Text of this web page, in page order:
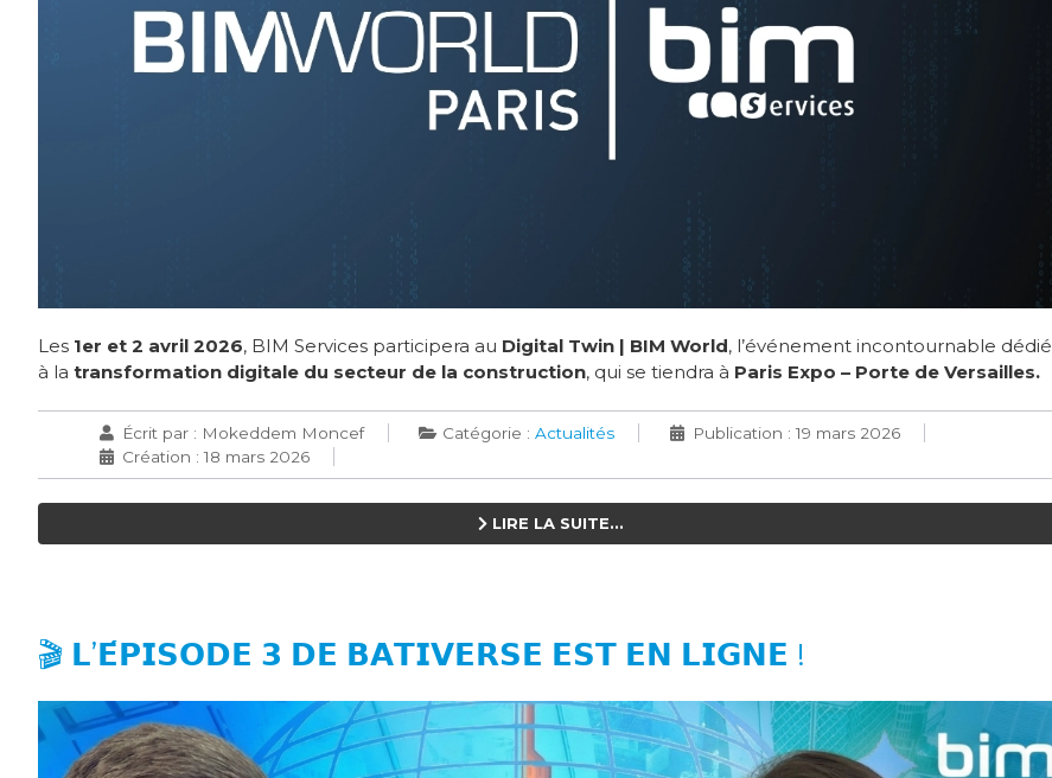
Les 1er et 2 avril 2026, BIM Services participera au Digital Twin | BIM World, l’événement incontournable dédié
à la transformation digitale du secteur de la construction, qui se tiendra à Paris Expo – Porte de Versailles.
Écrit par : Mokeddem Moncef Catégorie : Actualités
Publication : 19 mars 2026
Création : 18 mars 2026
LIRE LA SUITE...
🎬 𝗟’𝗘́𝗣𝗜𝗦𝗢𝗗𝗘 𝟯 𝗗𝗘 𝗕𝗔𝗧𝗜𝗩𝗘𝗥𝗦𝗘 𝗘𝗦𝗧 𝗘𝗡 𝗟𝗜𝗚𝗡𝗘 !